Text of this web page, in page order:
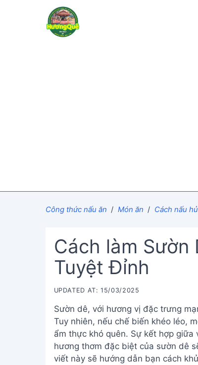
Công thức nấu ăn / Món ăn / Cách nấu
Cách làm Sườn
Tuyệt Đỉnh
UPDATED AT: 15/03/2025
Sườn dê, với hương vị đặc trưng
Tuy nhiên, nếu chế biến khéo léo,
ẩm thực khó quên. Sự kết hợp
hương thơm đặc biệt của sườn dê
viết này sẽ hướng dẫn bạn cách